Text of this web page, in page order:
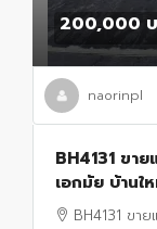
200,000
naorinpl
BH4131 ขา
เอกมัย บ้านใ
เอกมัย
BH4131 ขา